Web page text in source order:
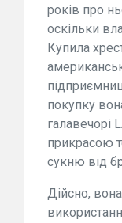
років про
оскільки
Купила
покупку
галавечорі
прикрасою
сукню від
Дійсно,